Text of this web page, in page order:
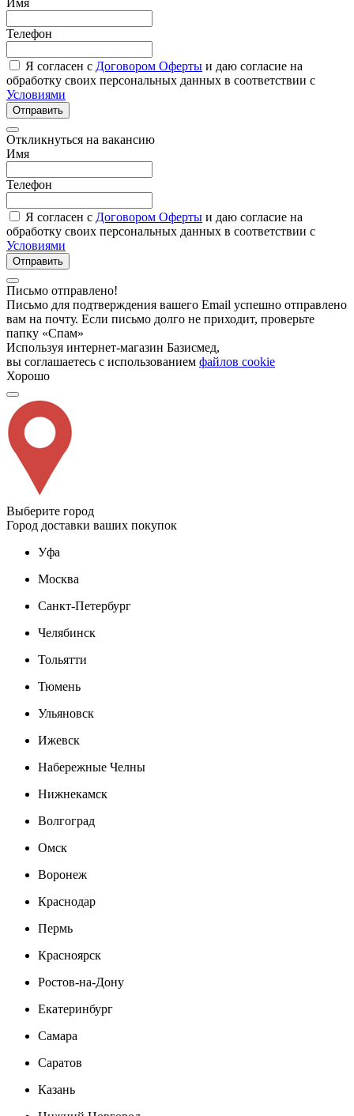
Телефон
Я согласен с Договором Оферты и даю согласие на
обработку своих персональных данных в соответствии с
Условиями
Отправить
Откликнуться на вакансию
Имя
Телефон
Я согласен с Договором Оферты и даю согласие на
обработку своих персональных данных в соответствии с
Условиями
Отправить
Письмо отправлено!
Письмо для подтверждения вашего Email успешно отправлено
вам на почту. Если письмо долго не приходит, проверьте
папку «Спам»
Используя интернет-магазин Базисмед,
вы соглашаетесь с использованием файлов cookie
Хорошо
Выберите город
Город доставки ваших покупок
Уфа
Москва
Санкт-Петербург
Челябинск
Тольятти
Тюмень
Ульяновск
Ижевск
Набережные Челны
Нижнекамск
Волгоград
Омск
Воронеж
Краснодар
Пермь
Красноярск
Ростов-на-Дону
Екатеринбург
Самара
Саратов
Казань